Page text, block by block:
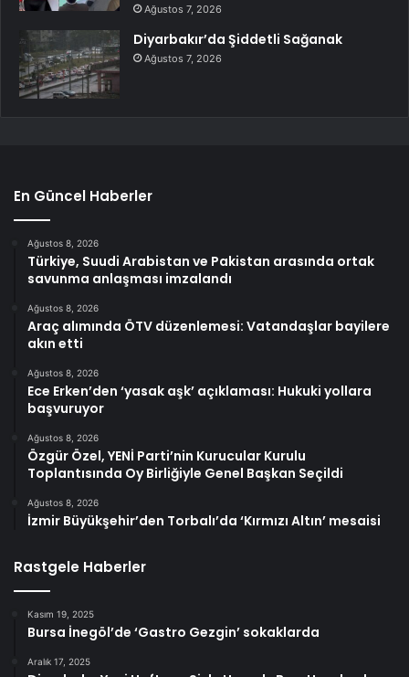
Ağustos 7, 2026
Diyarbakır’da Şiddetli Sağanak
Ağustos 7, 2026
En Güncel Haberler
Ağustos 8, 2026
Türkiye, Suudi Arabistan ve Pakistan arasında ortak
savunma anlaşması imzalandı
Ağustos 8, 2026
Araç alımında ÖTV düzenlemesi: Vatandaşlar bayilere
akın etti
Ağustos 8, 2026
Ece Erken’den ‘yasak aşk’ açıklaması: Hukuki yollara
başvuruyor
Ağustos 8, 2026
Özgür Özel, YENİ Parti’nin Kurucular Kurulu
Toplantısında Oy Birliğiyle Genel Başkan Seçildi
Ağustos 8, 2026
İzmir Büyükşehir’den Torbalı’da ‘Kırmızı Altın’ mesaisi
Rastgele Haberler
Kasım 19, 2025
Bursa İnegöl’de ‘Gastro Gezgin’ sokaklarda
Aralık 17, 2025